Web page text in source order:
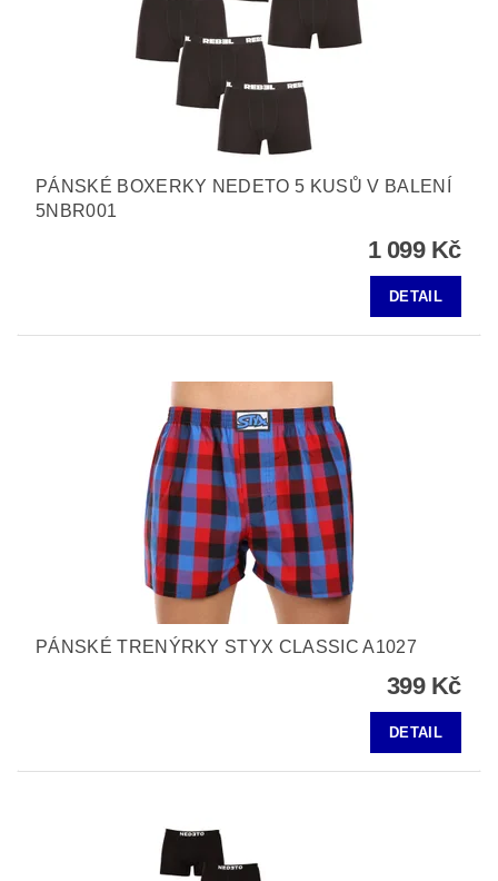
PÁNSKÉ BOXERKY NEDETO 5 KUSŮ V BALENÍ
5NBR001
1 099 Kč
DETAIL
PÁNSKÉ TRENÝRKY STYX CLASSIC A1027
399 Kč
DETAIL